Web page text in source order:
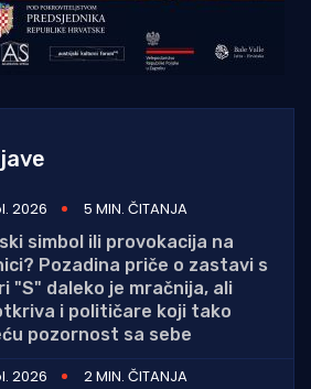
2026
5 MIN. ČITANJA
simbol ili provokacija na
Pozadina priče o zastavi s
"S" daleko je mračnija, ali
i političare koji tako
pozornost sa sebe
2026
2 MIN. ČITANJA